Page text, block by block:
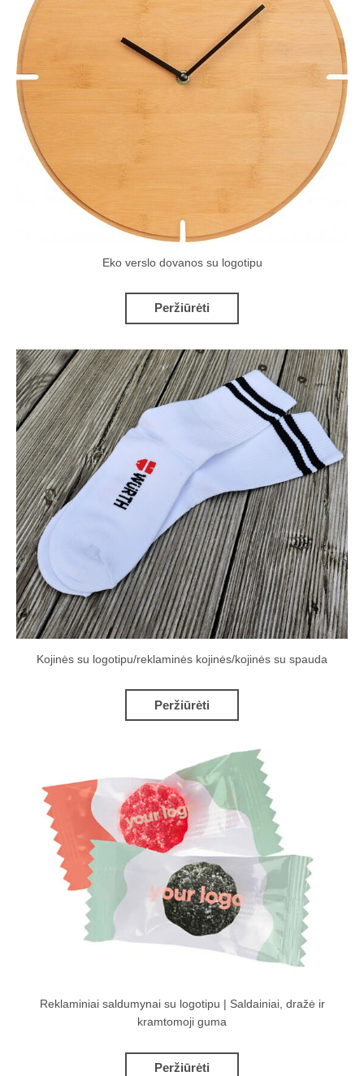
Eko verslo dovanos su logotipu
Peržiūrėti
Kojinės su logotipu/reklaminės kojinės/kojinės su spauda
Peržiūrėti
Reklaminiai saldumynai su logotipu | Saldainiai, dražė ir
kramtomoji guma
Peržiūrėti